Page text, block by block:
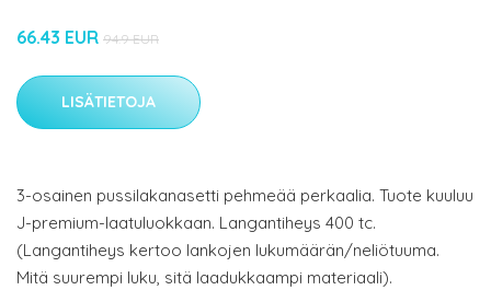
66.43 EUR 94.9 EUR
LISÄTIETOJA
3-osainen pussilakanasetti pehmeää perkaalia. Tuote kuuluu
J-premium-laatuluokkaan. Langantiheys 400 tc.
(Langantiheys kertoo lankojen lukumäärän/neliötuuma.
Mitä suurempi luku, sitä laadukkaampi materiaali).